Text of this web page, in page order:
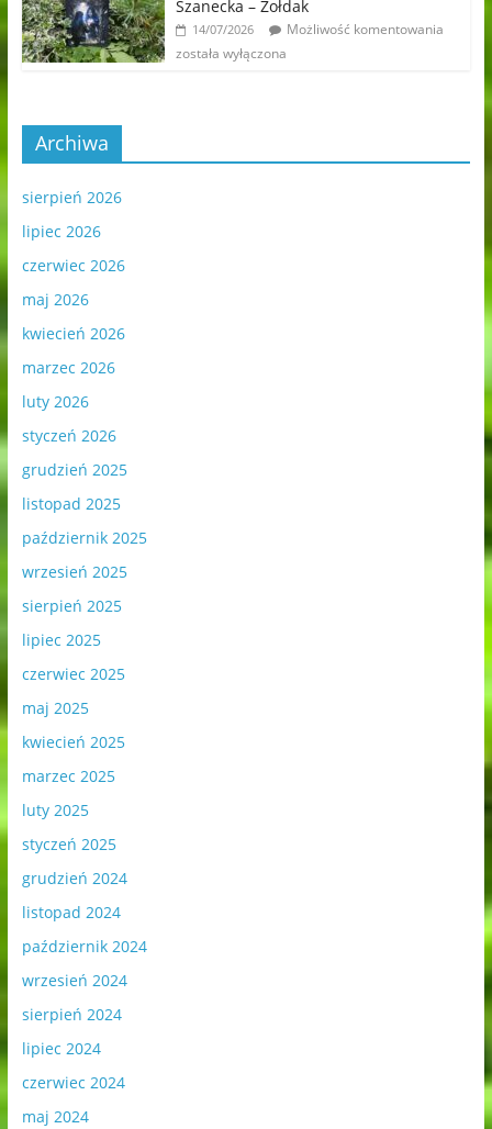
Szanecka – Żołdak
14/07/2026
Możliwość komentowania
została wyłączona
Archiwa
sierpień 2026
lipiec 2026
czerwiec 2026
maj 2026
kwiecień 2026
marzec 2026
luty 2026
styczeń 2026
grudzień 2025
listopad 2025
październik 2025
wrzesień 2025
sierpień 2025
lipiec 2025
czerwiec 2025
maj 2025
kwiecień 2025
marzec 2025
luty 2025
styczeń 2025
grudzień 2024
listopad 2024
październik 2024
wrzesień 2024
sierpień 2024
lipiec 2024
czerwiec 2024
maj 2024